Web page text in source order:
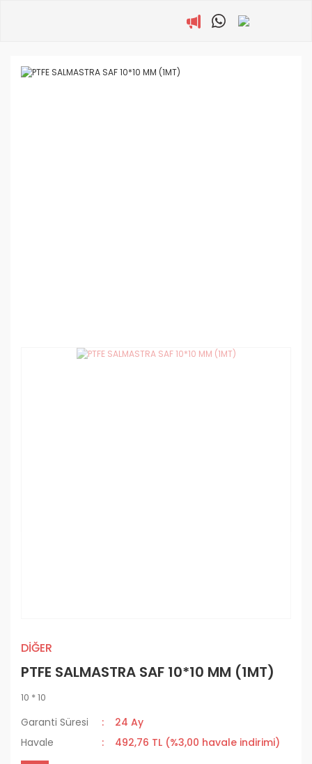
DİĞER
PTFE SALMASTRA SAF 10*10 MM (1MT)
10 * 10
Garanti Süresi
24 Ay
Havale
492,76 TL (%3,00 havale indirimi)